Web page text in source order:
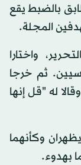
بالضبط يقع
المجلة.
واختارا
ثم خرجا
له "قل إنها
وكأنهما
بهدوء.